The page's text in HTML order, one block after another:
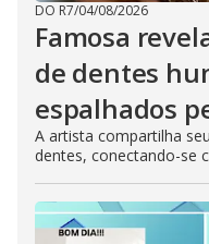
DO R7/04/08/2026
Famosa
de dentes
espalhados
A artista compartilha
dentes, conectando-se